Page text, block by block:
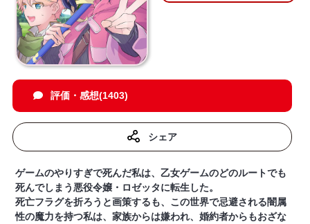
評価・感想(1403)
シェア
ゲームのやりすぎで死んだ私は、乙女ゲームのどのルートでも
死んでしまう悪役令嬢・ロゼッタに転生した。
死亡フラグを折ろうと画策するも、この世界で忌避される闇属
性の魔力を持つ私は、家族からは嫌われ、婚約者からもおざな